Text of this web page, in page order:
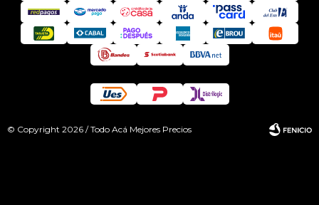
© Copyright 2026 / Todo Acá Mejores Precios